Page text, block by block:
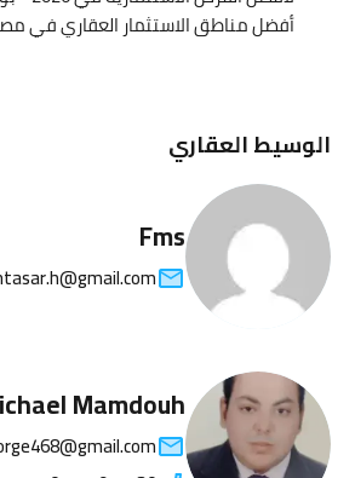
أفضل مناطق الاستثمار العقاري في مصر
الوسيط العقاري
Fms
Mamdouh